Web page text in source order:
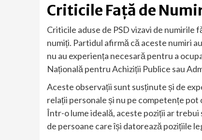
Criticile Față de
Criticile aduse de PSD vizavi de numirile
numiți. Partidul afirmă că aceste numiri
nu au experiența necesară pentru a
Națională pentru Achiziții Publice sau
Aceste observații sunt susținute și de
relații personale și nu pe competențe
Într-o lume ideală, aceste poziții ar
de persoane care își datorează pozițiile